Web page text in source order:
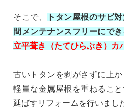
そこで、
トタン屋根のサビ
間メンテナンスフリーにでき
立平葺き（たてひらぶき）カ
古いトタンを剥がさずに上
軽量な金属屋根を重ねるこ
延ばすリフォームを行いまし